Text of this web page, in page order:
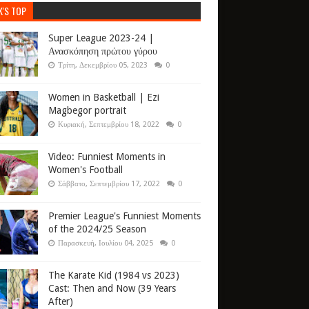
TOP
Super League 2023-24 |
Ανασκόπηση πρώτου γύρου
Τρίτη, Δεκεμβρίου 05, 2023 0
Women in Basketball | Ezi
Magbegor portrait
Κυριακή, Σεπτεμβρίου 18, 2022 0
Video: Funniest Moments in
Women's Football
Σάββατο, Σεπτεμβρίου 17, 2022 0
Premier League's Funniest Moments
of the 2024/25 Season
Παρασκευή, Ιουλίου 04, 2025 0
The Karate Kid (1984 vs 2023)
Cast: Then and Now (39 Years
After)